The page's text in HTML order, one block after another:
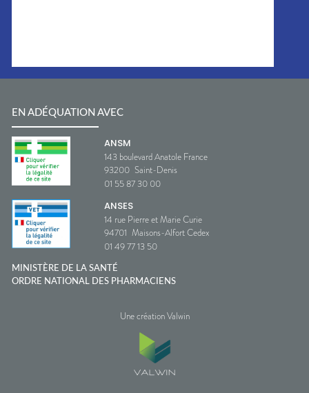
EN ADÉQUATION AVEC
ANSM
143 boulevard Anatole France
93200 Saint-Denis
01 55 87 30 00
ANSES
14 rue Pierre et Marie Curie
94701 Maisons-Alfort Cedex
01 49 77 13 50
MINISTÈRE DE LA SANTÉ
ORDRE NATIONAL DES PHARMACIENS
Une création Valwin